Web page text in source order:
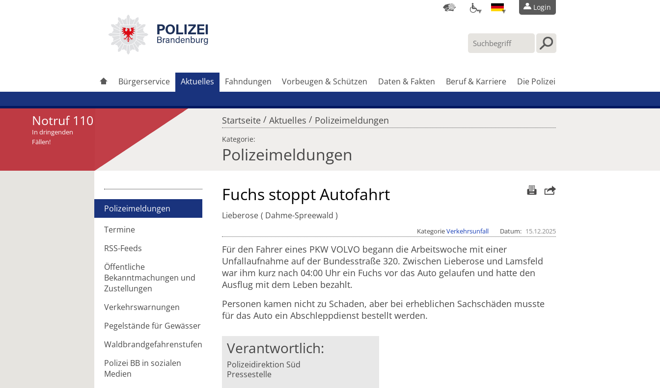
Login
Bürgerservice Aktuelles Fahndungen Vorbeugen & Schützen Daten & Fakten Beruf & Karriere Die Polizei
Notruf 110
In dringenden
Fällen!
Startseite / Aktuelles / Polizeimeldungen
Kategorie:
Polizeimeldungen
Polizeimeldungen
Termine
RSS-Feeds
Öffentliche
Bekanntmachungen und
Zustellungen
Verkehrswarnungen
Pegelstände für Gewässer
Waldbrandgefahrenstufen
Polizei BB in sozialen
Medien
Artikel weiterleiten Fuchs stoppt Autofahrt
Lieberose Dahme-Spreewald
KategorieVerkehrsunfall Datum 15.12.2025
Für den Fahrer eines PKW VOLVO begann die Arbeitswoche mit einer
Unfallaufnahme auf der Bundesstraße 320. Zwischen Lieberose und Lamsfeld
war ihm kurz nach 04:00 Uhr ein Fuchs vor das Auto gelaufen und hatte den
Ausflug mit dem Leben bezahlt.
Personen kamen nicht zu Schaden, aber bei erheblichen Sachschäden musste
für das Auto ein Abschleppdienst bestellt werden.
Verantwortlich:
Polizeidirektion Süd
Pressestelle